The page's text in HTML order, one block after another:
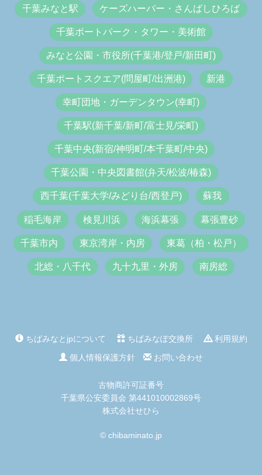
千葉みなと駅 ケーズハーバー・さんばしひろば
千葉ポートパーク・タワー・美術館
みなと公園・市役所(千葉港/登戸/新田町)
千葉ポートスクエア(問屋町/出洲港) 新港
幸町団地・ガーデンタウン(幸町)
千葉駅(新千葉/新町/富士見/栄町)
千葉中央(新宿/神明町/本千葉町/中央)
千葉公園・中央図書館(弁天/松波/椿森)
西千葉(千葉大学/みどり台/西登戸) 蘇我
稲毛海岸 検見川浜 海浜幕張 幕張豊砂
千葉市内 東京湾岸・内房 東葛（柏・松戸）
北総・八千代 九十九里・外房 南房総
ちばみなとjpについて ちばみなぽ交換所
利用規約
個人情報保護方針
お問い合わせ
古物商許可証番号
千葉県公安委員会 第441010002869号
株式会社せひら
© chibaminato.jp